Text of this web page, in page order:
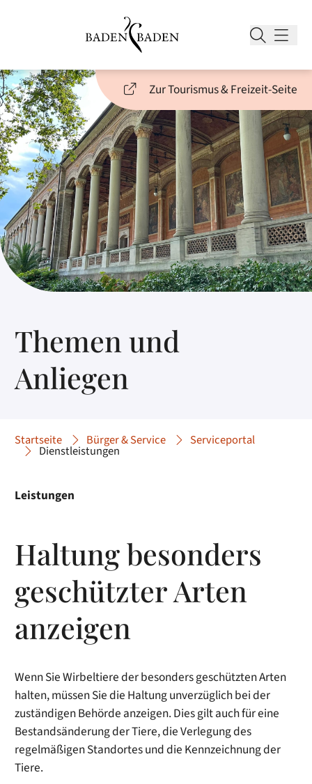
Zur Tourismus & Freizeit-Seite
Themen und
Anliegen
Startseite Bürger & Service Serviceportal
Dienstleistungen
Leistungen
Haltung besonders
geschützter Arten
anzeigen
Wenn Sie Wirbeltiere der besonders geschützten Arten
halten, müssen Sie die Haltung unverzüglich bei der
zuständigen Behörde anzeigen. Dies gilt auch für eine
Bestandsänderung der Tiere, die Verlegung des
regelmäßigen Standortes und die Kennzeichnung der
Tiere.